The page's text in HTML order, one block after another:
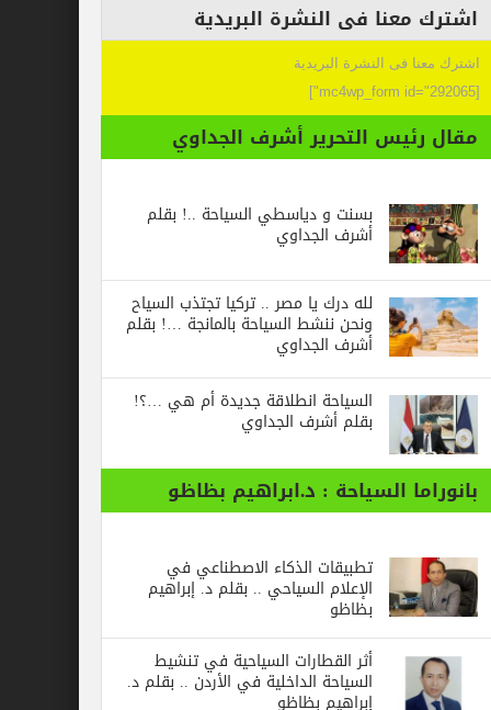
معنا فى النشرة البريدية
فى النشرة البريدية
التحرير أشرف الجداوي
بسنت و دياسطي السياحة ..! بقلم
أشرف الجداوي
لله درك يا مصر .. تركيا تجتذب السياح
ونحن ننشط السياحة بالمانجة …! بقلم
أشرف الجداوي
السياحة انطلاقة جديدة أم هي …؟!
بقلم أشرف الجداوي
السياحة : د.ابراهيم بظاظو
تطبيقات الذكاء الاصطناعي في
الإعلام السياحي .. بقلم د. إبراهيم
بظاظو
أثر القطارات السياحية في تنشيط
السياحة الداخلية في الأردن .. بقلم د.
إبراهيم بظاظو